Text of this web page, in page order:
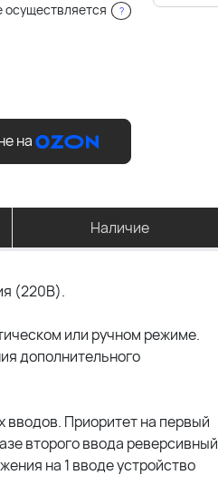
осуществляется ?
на
Наличие
(220В).
или ручном режиме.
дополнительного
вводов. Приоритет на первый
второго ввода реверсивный
на 1 вводе устройство